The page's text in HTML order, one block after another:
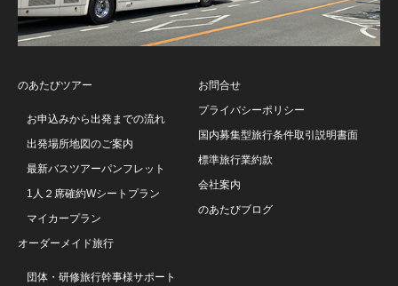
のあたびツアー
お申込みから出発までの流れ
出発場所地図のご案内
最新バスツアーパンフレット
1人２席確約Wシートプラン
マイカープラン
オーダーメイド旅行
団体・研修旅行幹事様サポート
お問合せ
プライバシーポリシー
国内募集型旅行条件取引説明書面
標準旅行業約款
会社案内
のあたびブログ